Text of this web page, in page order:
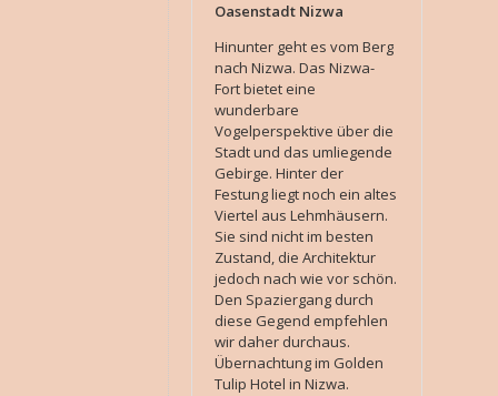
Oasenstadt Nizwa
Hinunter geht es vom Berg
nach Nizwa. Das Nizwa-
Fort bietet eine
wunderbare
Vogelperspektive über die
Stadt und das umliegende
Gebirge. Hinter der
Festung liegt noch ein altes
Viertel aus Lehmhäusern.
Sie sind nicht im besten
Zustand, die Architektur
jedoch nach wie vor schön.
Den Spaziergang durch
diese Gegend empfehlen
wir daher durchaus.
Übernachtung im Golden
Tulip Hotel in Nizwa.